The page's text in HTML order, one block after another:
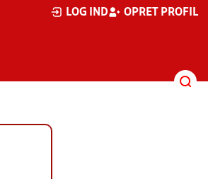
LOG IND OPRET PROFIL